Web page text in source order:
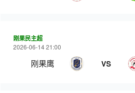
刚果民主超
2026-06-14 21:00
刚果鹰 VS